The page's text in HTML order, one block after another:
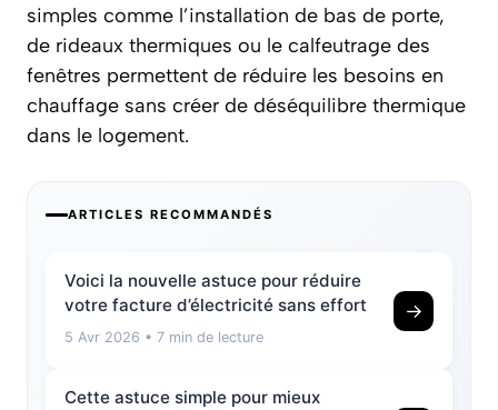
simples comme l’installation de bas de porte,
de rideaux thermiques ou le calfeutrage des
fenêtres permettent de réduire les besoins en
chauffage sans créer de déséquilibre thermique
dans le logement.
ARTICLES RECOMMANDÉS
Voici la nouvelle astuce pour réduire
votre facture d’électricité sans effort
5 Avr 2026 • 7 min de lecture
→
Cette astuce simple pour mieux